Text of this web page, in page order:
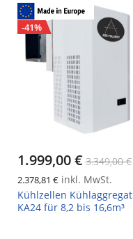
-41%
1.999,00 € 3.349,00 €
2.378,81 € inkl. MwSt.
Kühlzellen Kühlaggregat
KA24 für 8,2 bis 16,6m³